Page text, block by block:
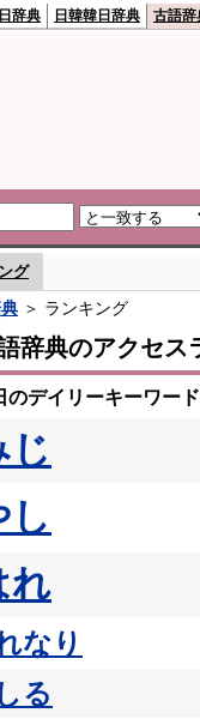
辞典 日韓韓日辞典 古語辞
グ
＞ ランキング
辞典のアクセス
のデイリーキーワー
じ
し
れ
なり
る